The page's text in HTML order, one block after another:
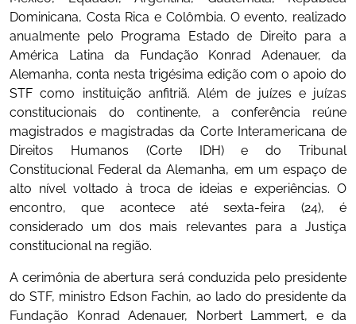
Dominicana, Costa Rica e Colômbia. O evento, realizado
anualmente pelo Programa Estado de Direito para a
América Latina da Fundação Konrad Adenauer, da
Alemanha, conta nesta trigésima edição com o apoio do
STF como instituição anfitriã. Além de juízes e juízas
constitucionais do continente, a conferência reúne
magistrados e magistradas da Corte Interamericana de
Direitos Humanos (Corte IDH) e do Tribunal
Constitucional Federal da Alemanha, em um espaço de
alto nível voltado à troca de ideias e experiências. O
encontro, que acontece até sexta-feira (24), é
considerado um dos mais relevantes para a Justiça
constitucional na região.
A cerimônia de abertura será conduzida pelo presidente
do STF, ministro Edson Fachin, ao lado do presidente da
Fundação Konrad Adenauer, Norbert Lammert, e da